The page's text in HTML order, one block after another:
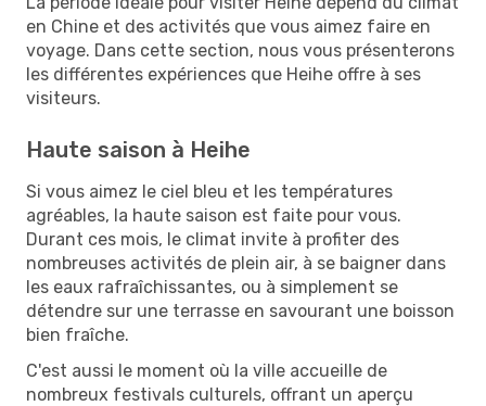
en Chine et des activités que vous aimez faire en
voyage. Dans cette section, nous vous présenterons
les différentes expériences que Heihe offre à ses
visiteurs.
Haute saison à Heihe
Si vous aimez le ciel bleu et les températures
agréables, la haute saison est faite pour vous.
Durant ces mois, le climat invite à profiter des
nombreuses activités de plein air, à se baigner dans
les eaux rafraîchissantes, ou à simplement se
détendre sur une terrasse en savourant une boisson
bien fraîche.
C'est aussi le moment où la ville accueille de
nombreux festivals culturels, offrant un aperçu